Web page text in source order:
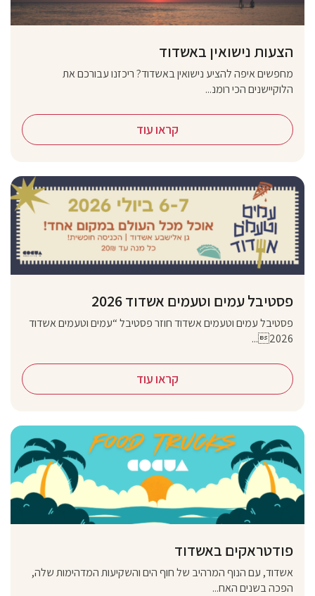
הצעות נישואין באשדוד
מחפשים איפה להציע נישואין באשדוד? ריכזנו עבורכם את
הלוקיישנים הכי רומנ...
קראו עוד
פסטיבל עמים וטעמים אשדוד 2026
פסטיבל עמים וטעמים אשדוד חוזר פסטיבל “עמים וטעמים אשדוד
2026...
קראו עוד
פודטראקים באשדוד
אשדוד, עם הנוף המרהיב של חוף הים והשקיעות המדהימות שלה,
הפכה בשנים האח...